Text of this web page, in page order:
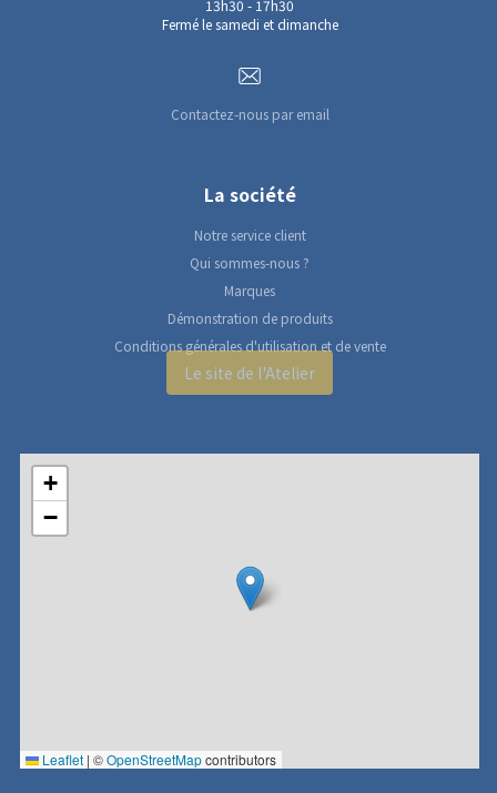
13h30 - 17h30
Fermé le samedi et dimanche
Contactez-nous par email
La société
Notre service client
Qui sommes-nous ?
Marques
Démonstration de produits
Conditions générales d'utilisation et de vente
Le site de l'Atelier